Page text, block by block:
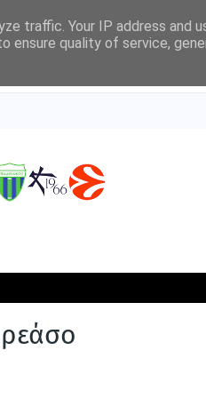
traffic. Your IP address and
ensure quality of service,